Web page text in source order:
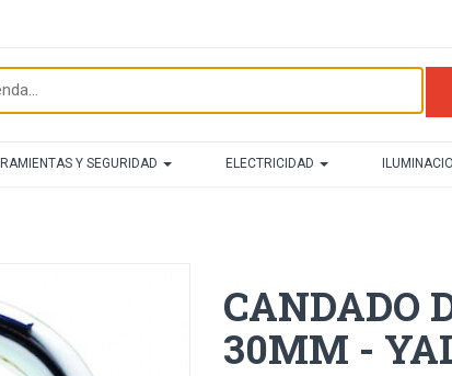
Y SEGURIDAD ELECTRICIDAD
CANDADO
30MM -